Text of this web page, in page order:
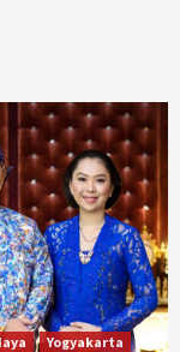
Yogyakarta